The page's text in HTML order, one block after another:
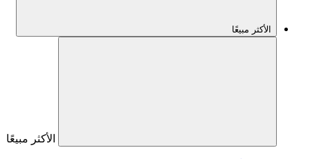
الأكثر مبيعًا
الأكثر مبيعًا